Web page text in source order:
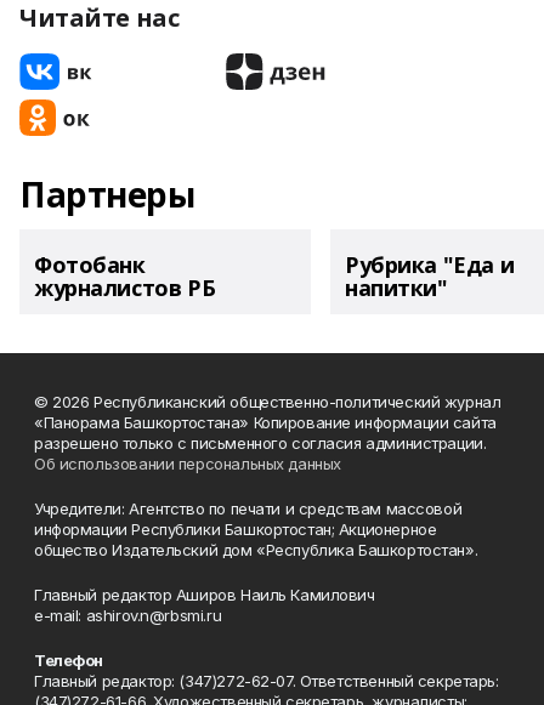
Читайте нас
Партнеры
Фотобанк
журналистов РБ
Рубрика "Еда и
напитки"
© 2026 Республиканский общественно-политический журнал
«Панорама Башкортостана» Копирование информации сайта
разрешено только с письменного согласия администрации.
Об использовании персональных данных
Учредители: Агентство по печати и средствам массовой
информации Республики Башкортостан; Акционерное
общество Издательский дом «Республика Башкортостан».
Главный редактор Аширов Наиль Камилович
e-mail: ashirov.n@rbsmi.ru
Телефон
Главный редактор: (347)272-62-07. Ответственный секретарь: